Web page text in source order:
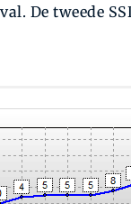
De tweede